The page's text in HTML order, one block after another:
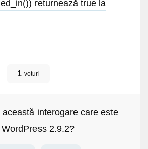
returnează true la
1 voturi
această interogare care este
2.9.2?